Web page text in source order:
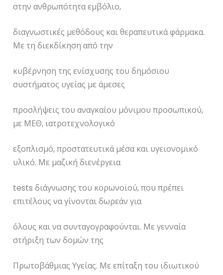
στην ανθρωπότητα εμβόλιο,
διαγνωστικές μεθόδους και θεραπευτικά φάρμακα.
Με τη διεκδίκηση από την
κυβέρνηση της ενίσχυσης του δημόσιου
συστήματος υγείας με άμεσες
προσλήψεις του αναγκαίου μόνιμου προσωπικού,
με ΜΕΘ, ιατροτεχνολογικό
εξοπλισμό, προστατευτικά μέσα και υγειονομικό
υλικό. Με μαζική διενέργεια
tests διάγνωσης του κορωνοϊού, που πρέπει
επιτέλους να γίνονται δωρεάν για
όλους και να συνταγογραφούνται. Με γενναία
στήριξη των δομών της
Πρωτοβάθμιας Υγείας. Με επίταξη του ιδιωτικού